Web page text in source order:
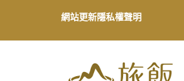
網站更新隱私權聲明